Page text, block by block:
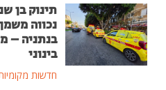
תינוק בן
נכווה
בנתניה –
בינוני
חדשות